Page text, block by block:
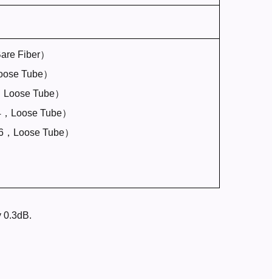
Fiber）
Tube）
Tube）
Loose Tube）
Loose Tube）